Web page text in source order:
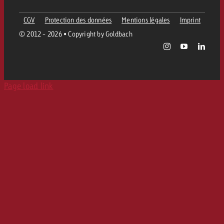
© 2012 - 2026 • Copyright by Goldbach
CGV Protection des données Mentions légales Imprint
Page load link